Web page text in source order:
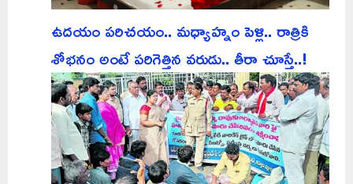
ఉదయం పరిచయం.. మధ్యాహ్నం పెళ్లి.. రాత్రికి
శోభనం అంటే పరిగెత్తిన వరుడు.. తీరా చూస్తే..!